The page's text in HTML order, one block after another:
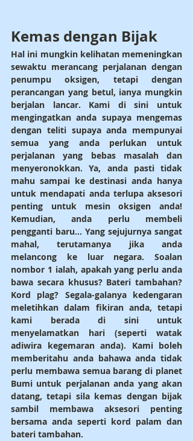
Kemas dengan Bijak
Hal ini mungkin kelihatan memeningkan
sewaktu merancang perjalanan dengan
penumpu oksigen, tetapi dengan
perancangan yang betul, ianya mungkin
berjalan lancar. Kami di sini untuk
mengingatkan anda supaya mengemas
dengan teliti supaya anda mempunyai
semua yang anda perlukan untuk
perjalanan yang bebas masalah dan
menyeronokkan. Ya, anda pasti tidak
mahu sampai ke destinasi anda hanya
untuk mendapati anda terlupa aksesori
penting untuk mesin oksigen anda!
Kemudian, anda perlu membeli
pengganti baru... Yang sejujurnya sangat
mahal, terutamanya jika anda
melancong ke luar negara. Soalan
nombor 1 ialah, apakah yang perlu anda
bawa secara khusus? Bateri tambahan?
Kord plag? Segala-galanya kedengaran
meletihkan dalam fikiran anda, tetapi
kami berada di sini untuk
menyelamatkan hari (seperti watak
adiwira kegemaran anda). Kami boleh
memberitahu anda bahawa anda tidak
perlu membawa semua barang di planet
Bumi untuk perjalanan anda yang akan
datang, tetapi sila kemas dengan bijak
sambil membawa aksesori penting
bersama anda seperti kord palam dan
bateri tambahan.